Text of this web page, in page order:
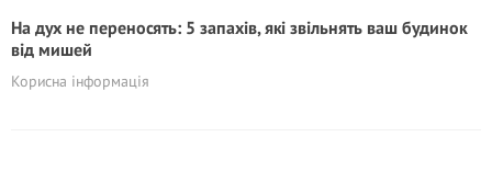
На дух не переносять: 5 запахів, які звільнять ваш будинок
від мишей
Корисна інформація